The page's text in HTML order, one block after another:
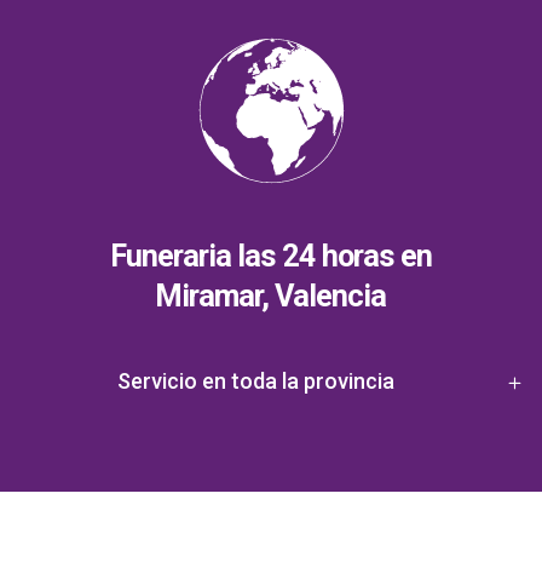
Funeraria las 24 horas en
Miramar, Valencia
Servicio en toda la provincia